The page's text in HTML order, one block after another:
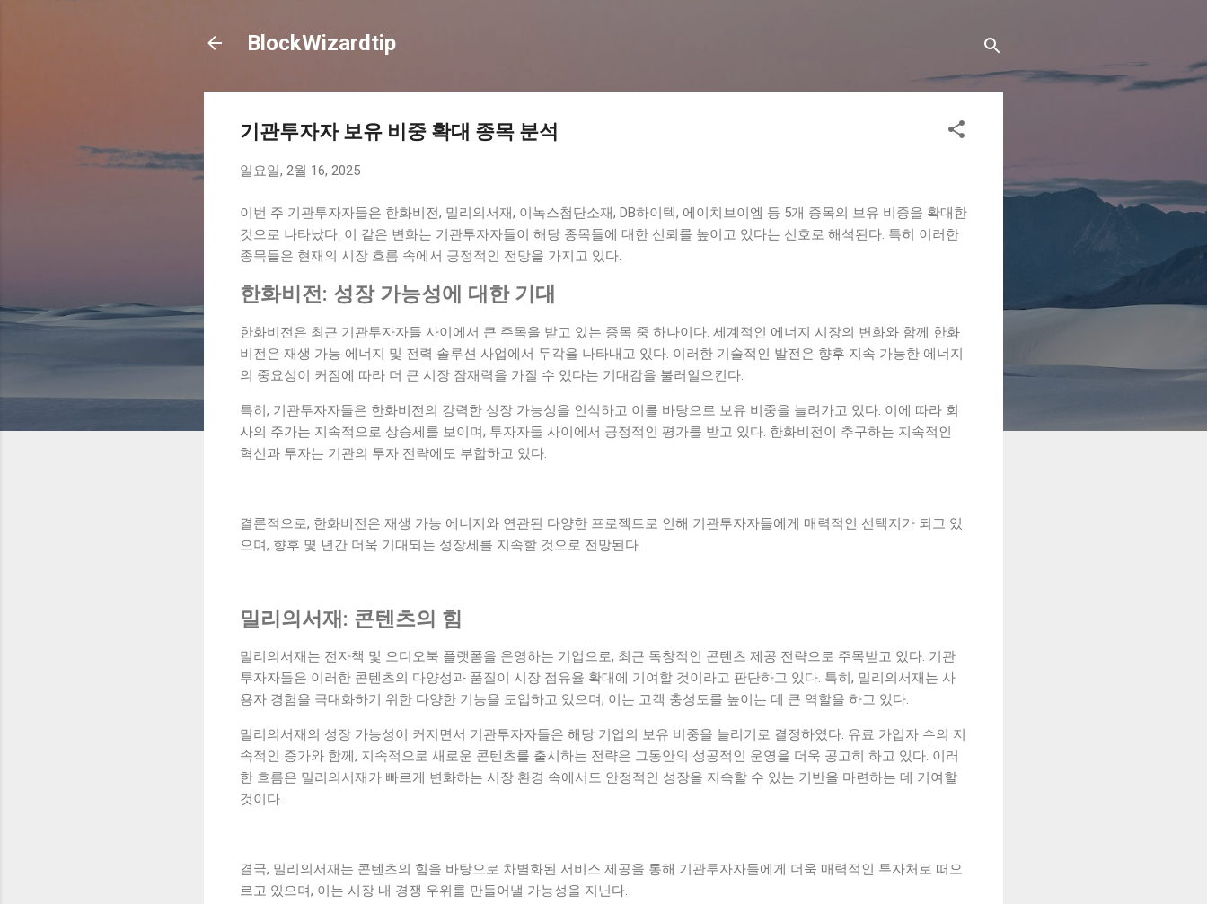
BlockWizardtip
기관투자자 보유 비중 확대 종목 분석
일요일, 2월 16, 2025
이번 주 기관투자자들은 한화비전, 밀리의서재, 이녹스첨단소재, DB하이텍, 에이치브이엠 등 5개 종목의 보유 비중을 확대한
것으로 나타났다. 이 같은 변화는 기관투자자들이 해당 종목들에 대한 신뢰를 높이고 있다는 신호로 해석된다. 특히 이러한
종목들은 현재의 시장 흐름 속에서 긍정적인 전망을 가지고 있다.
한화비전: 성장 가능성에 대한 기대
한화비전은 최근 기관투자자들 사이에서 큰 주목을 받고 있는 종목 중 하나이다. 세계적인 에너지 시장의 변화와 함께 한화
비전은 재생 가능 에너지 및 전력 솔루션 사업에서 두각을 나타내고 있다. 이러한 기술적인 발전은 향후 지속 가능한 에너지
의 중요성이 커짐에 따라 더 큰 시장 잠재력을 가질 수 있다는 기대감을 불러일으킨다.
특히, 기관투자자들은 한화비전의 강력한 성장 가능성을 인식하고 이를 바탕으로 보유 비중을 늘려가고 있다. 이에 따라 회
사의 주가는 지속적으로 상승세를 보이며, 투자자들 사이에서 긍정적인 평가를 받고 있다. 한화비전이 추구하는 지속적인
혁신과 투자는 기관의 투자 전략에도 부합하고 있다.
결론적으로, 한화비전은 재생 가능 에너지와 연관된 다양한 프로젝트로 인해 기관투자자들에게 매력적인 선택지가 되고 있
으며, 향후 몇 년간 더욱 기대되는 성장세를 지속할 것으로 전망된다.
밀리의서재: 콘텐츠의 힘
밀리의서재는 전자책 및 오디오북 플랫폼을 운영하는 기업으로, 최근 독창적인 콘텐츠 제공 전략으로 주목받고 있다. 기관
투자자들은 이러한 콘텐츠의 다양성과 품질이 시장 점유율 확대에 기여할 것이라고 판단하고 있다. 특히, 밀리의서재는 사
용자 경험을 극대화하기 위한 다양한 기능을 도입하고 있으며, 이는 고객 충성도를 높이는 데 큰 역할을 하고 있다.
밀리의서재의 성장 가능성이 커지면서 기관투자자들은 해당 기업의 보유 비중을 늘리기로 결정하였다. 유료 가입자 수의 지
속적인 증가와 함께, 지속적으로 새로운 콘텐츠를 출시하는 전략은 그동안의 성공적인 운영을 더욱 공고히 하고 있다. 이러
한 흐름은 밀리의서재가 빠르게 변화하는 시장 환경 속에서도 안정적인 성장을 지속할 수 있는 기반을 마련하는 데 기여할
것이다.
결국, 밀리의서재는 콘텐츠의 힘을 바탕으로 차별화된 서비스 제공을 통해 기관투자자들에게 더욱 매력적인 투자처로 떠오
르고 있으며, 이는 시장 내 경쟁 우위를 만들어낼 가능성을 지닌다.